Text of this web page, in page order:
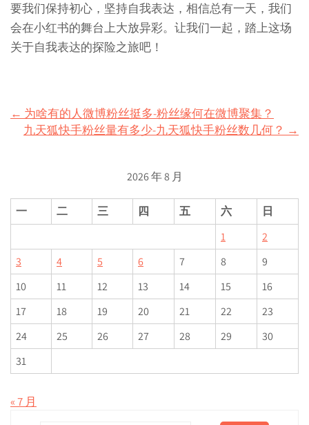
要我们保持初心，坚持自我表达，相信总有一天，我们
会在小红书的舞台上大放异彩。让我们一起，踏上这场
关于自我表达的探险之旅吧！
Post
navigation
← 为啥有的人微博粉丝挺多-粉丝缘何在微博聚集？
九天狐快手粉丝量有多少-九天狐快手粉丝数几何？ →
2026 年 8 月
一 二 三 四 五 六
日
1
2
3
4 5 6 7 8
9
10
11 12 13 14 15
16
17
18 19 20 21 22
23
24
25 26 27 28 29
30
31
« 7 月